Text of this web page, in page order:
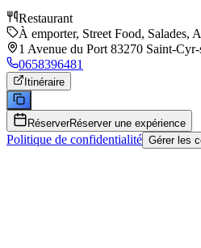
Restaurant
À emporter, Street Food, Salades,
1 Avenue du Port 83270 Saint-
0658396481
Itinéraire
RéserverRéserver une expérience
Politique de confidentialité Gérer les